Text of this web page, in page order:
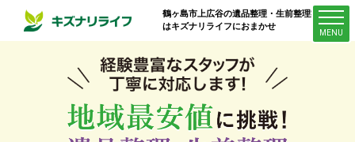
鶴ヶ島市上広谷の遺品整理・生前整理業者
はキズナリライフにおまかせ